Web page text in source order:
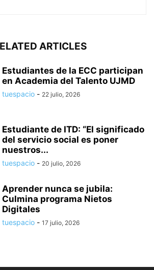
ARTICLES
Estudiantes de la ECC participan
en Academia del Talento UJMD
tuespacio - 22 julio, 2026
Estudiante de ITD: “El significado
del servicio social es poner
nuestros...
tuespacio - 20 julio, 2026
Aprender nunca se jubila:
Culmina programa Nietos
Digitales
tuespacio - 17 julio, 2026